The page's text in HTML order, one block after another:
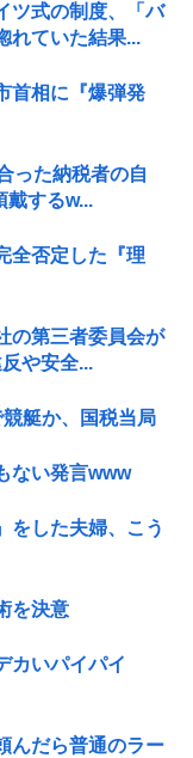
ツ式の制度、「バ
れていた結果...
首相に『爆弾発
った納税者の自
戴するw...
全否定した『理
の第三者委員会が
や安全...
艇か、国税当局
ない発言www
をした夫婦、こう
を決意
カいパイパイ
んだら普通のラー